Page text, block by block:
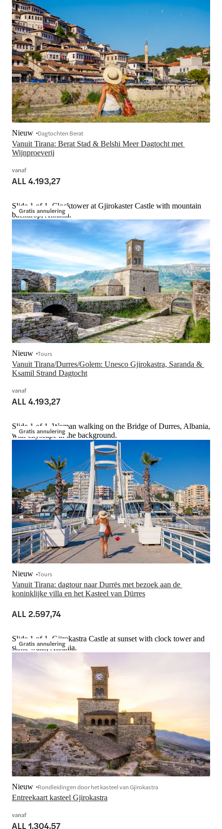
Vanuit Tirana: Berat Stad & Belshi Meer Dagtocht met
Wijnproeverij
Nieuw Dagtochten Berat
vanaf
ALL 4.193,27
Gratis annulering
Slide 1 of 1, Clocktower at Gjirokaster Castle with mountain
backdrop, Albania.
Vanuit Tirana/Durres/Golem: Unesco Gjirokastra, Saranda &
Ksamil Strand Dagtocht
Nieuw Tours
vanaf
ALL 4.193,27
Gratis annulering
Slide 1 of 1, Woman walking on the Bridge of Durres, Albania,
with cityscape in the background.
Vanuit Tirana: dagtour naar Durrës met bezoek aan de
koninklijke villa en het Kasteel van Dürres
Nieuw Tours
ALL 2.597,74
Gratis annulering
Slide 1 of 1, Gjirokastra Castle at sunset with clock tower and
stone walls, Albania.
Entreekaart kasteel Gjirokastra
Nieuw Rondleidingen door het kasteel van Gjirokastra
vanaf
ALL 1.304,57